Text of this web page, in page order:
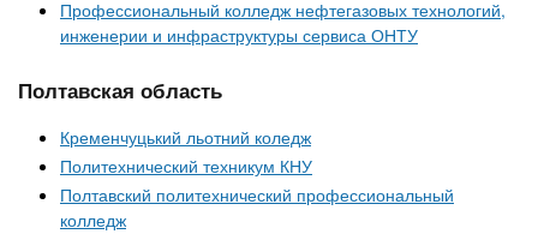
Профессиональный колледж нефтегазовых технологий,
инженерии и инфраструктуры сервиса ОНТУ
Полтавская область
Кременчуцький льотний коледж
Политехнический техникум КНУ
Полтавский политехнический профессиональный
колледж